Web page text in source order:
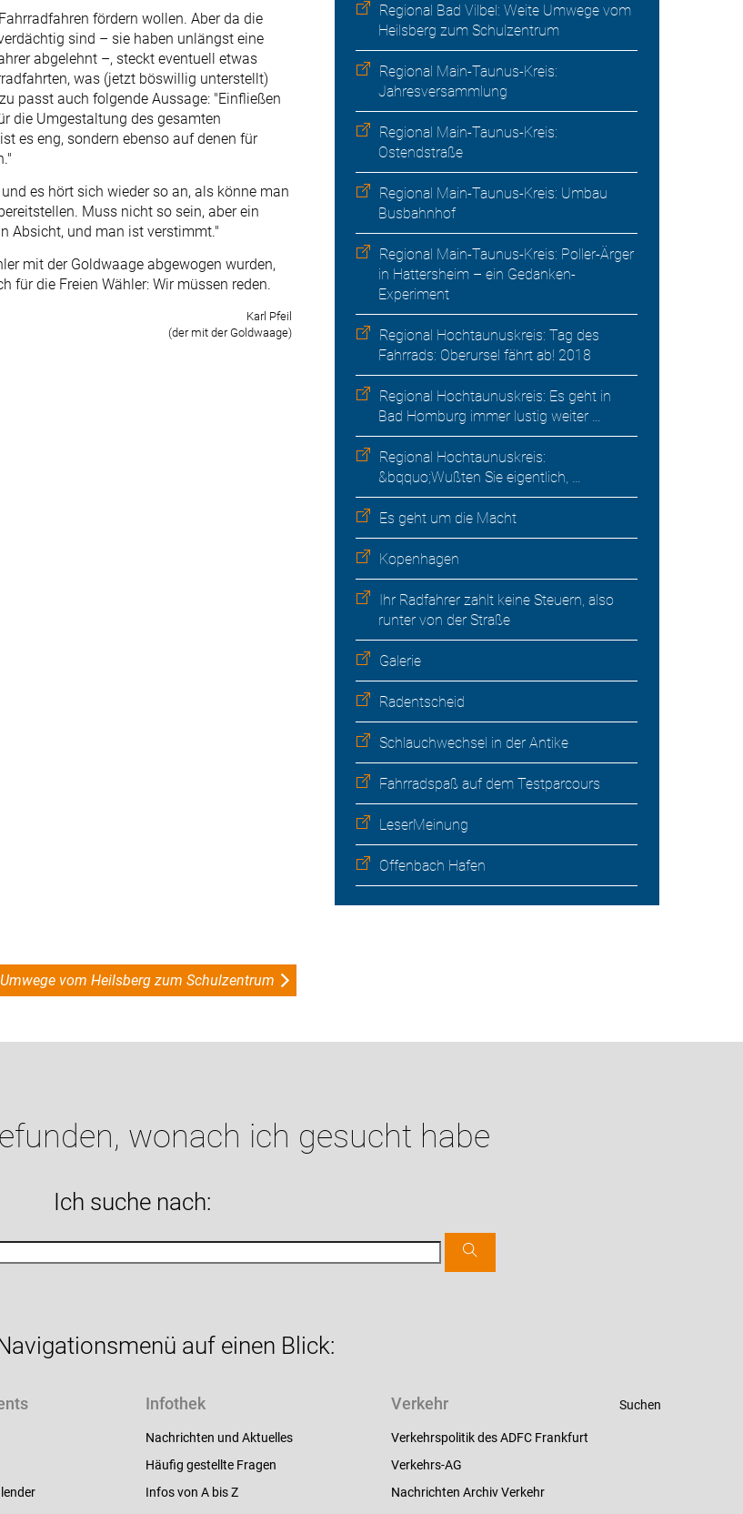
fördern wollen. Aber da die
sind – sie haben unlängst eine
abgelehnt –, steckt eventuell etwas
was (jetzt böswillig unterstellt)
passt auch folgende Aussage: "Einfließen
die Umgestaltung des gesamten
es eng, sondern ebenso auf denen für
es hört sich wieder so an, als könne man
Muss nicht so sein, aber ein
Absicht, und man ist verstimmt."
mit der Goldwaage abgewogen wurden,
für die Freien Wähler: Wir müssen reden.
Karl Pfeil
(der mit der Goldwaage)
Regional Bad Vilbel: Weite Umwege vom
Heilsberg zum Schulzentrum
Regional Main-Taunus-Kreis:
Jahresversammlung
Regional Main-Taunus-Kreis:
Ostendstraße
Regional Main-Taunus-Kreis: Umbau
Busbahnhof
Regional Main-Taunus-Kreis: Poller-Ärger
in Hattersheim – ein Gedanken-
Experiment
Regional Hochtaunuskreis: Tag des
Fahrrads: Oberursel fährt ab! 2018
Regional Hochtaunuskreis: Es geht in
Bad Homburg immer lustig weiter …
Regional Hochtaunuskreis:
&bqquo;Wußten Sie eigentlich, …
Es geht um die Macht
Kopenhagen
Ihr Radfahrer zahlt keine Steuern, also
runter von der Straße
Galerie
Radentscheid
Schlauchwechsel in der Antike
Fahrradspaß auf dem Testparcours
LeserMeinung
Offenbach Hafen
vom Heilsberg zum Schulzentrum
wonach ich gesucht habe
Ich suche nach:
auf einen Blick:
Infothek
Nachrichten und Aktuelles
Häufig gestellte Fragen
Infos von A bis Z
Verkehr
Verkehrspolitik des ADFC Frankfurt
Verkehrs-AG
Nachrichten Archiv Verkehr
Suchen